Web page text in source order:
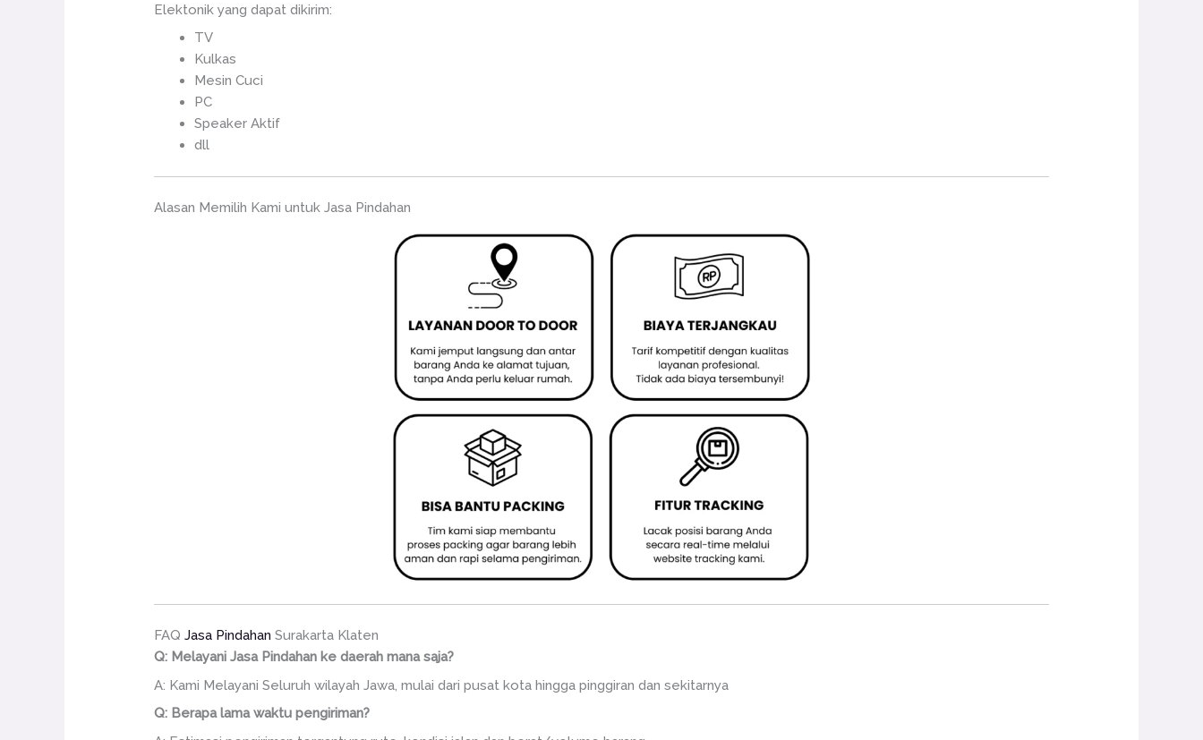
Elektonik yang dapat dikirim:
TV
Kulkas
Mesin Cuci
PC
Speaker Aktif
dll
Alasan Memilih Kami untuk Jasa Pindahan
FAQJasa Pindahan Surakarta Klaten
Q: Melayani Jasa Pindahan ke daerah mana saja?
A: Kami Melayani Seluruh wilayah Jawa, mulai dari pusat kota hingga pinggiran dan sekitarnya
Q: Berapa lama waktu pengiriman?